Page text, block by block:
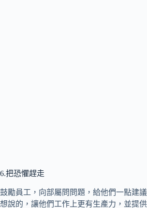
6.把恐懼趕走
鼓勵員工，向部屬問問題，給他們一點建
想說的，讓他們工作上更有生產力，並提